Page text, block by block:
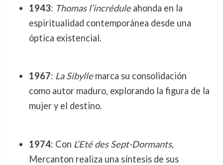
1943: Thomas l’incréduleahonda en la
espiritualidad contemporánea desde una
óptica existencial.
1967: La Sibyllemarca su consolidación
como autor maduro, explorando la figura de la
mujer y el destino.
1974: Con L’Eté des Sept-Dormants,
Mercanton realiza una síntesis de sus